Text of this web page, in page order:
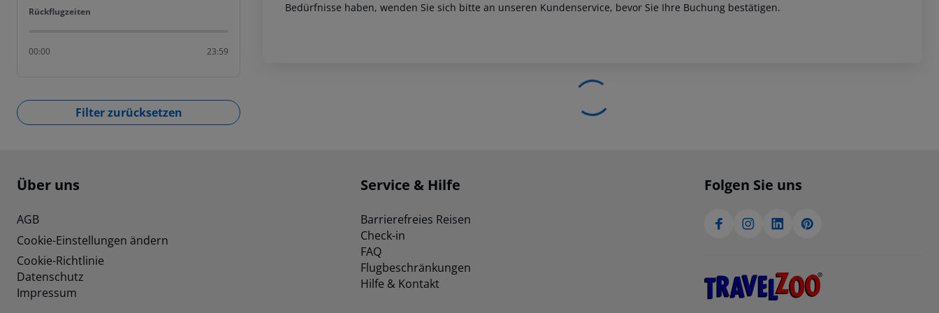
Rückflugzeiten
Rückflugzeiten
00:00 23:59
Filter zurücksetzen
Bedürfnisse haben, wenden Sie sich bitte an unseren Kundenservice, bevor Sie Ihre Buchung bestätigen.
Footer navigation
Über uns
AGB
Cookie-Einstellungen ändern
Cookie-Richtlinie
Datenschutz
Impressum
Service & Hilfe
Barrierefreies Reisen
Check-in
FAQ
Flugbeschränkungen
Hilfe & Kontakt
Folgen Sie uns